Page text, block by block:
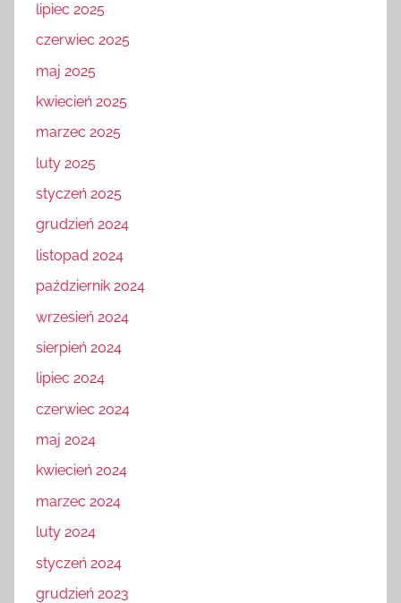
lipiec 2025
czerwiec 2025
maj 2025
kwiecień 2025
marzec 2025
luty 2025
styczeń 2025
grudzień 2024
listopad 2024
październik 2024
wrzesień 2024
sierpień 2024
lipiec 2024
czerwiec 2024
maj 2024
kwiecień 2024
marzec 2024
luty 2024
styczeń 2024
grudzień 2023